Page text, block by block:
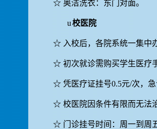
☆ 奥洁洗衣：东门对面。
u校医院
☆ 入校后，各院系统一集中
☆ 初次就诊需购买学生医疗
☆ 凭医疗证挂号0.5元/次，
☆ 校医院因条件有限而无法
☆ 门诊挂号时间：周一到周